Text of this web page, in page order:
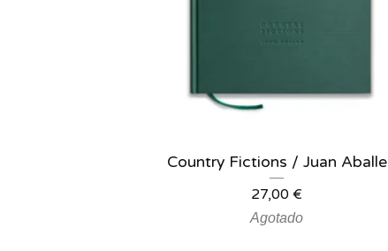
Country Fictions / Juan Aballe
27,00€
Agotado